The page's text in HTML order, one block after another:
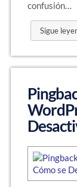
confusión…
Sigue